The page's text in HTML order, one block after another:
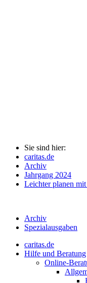
Sie sind hier:
caritas.de
Archiv
Jahrgang 2024
Leichter planen
Archiv
Spezialausgaben
caritas.de
Hilfe und Beratung
Online-